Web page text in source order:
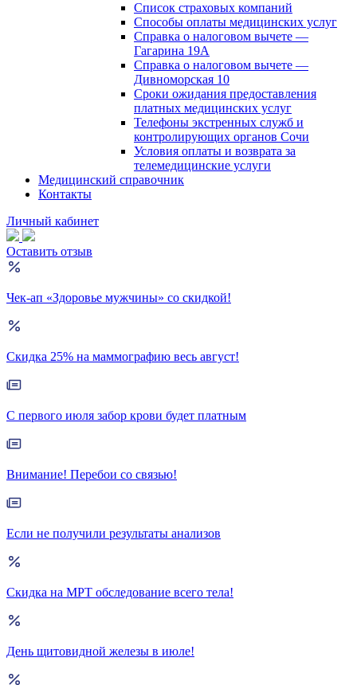
Список страховых компаний
Способы оплаты медицинских услуг
Справка о налоговом вычете —
Гагарина 19А
Справка о налоговом вычете —
Дивноморская 10
Сроки ожидания предоставления
платных медицинских услуг
Телефоны экстренных служб и
контролирующих органов Сочи
Условия оплаты и возврата за
телемедицинские услуги
Медицинский справочник
Контакты
Личный кабинет
Оставить отзыв
Чек-ап «Здоровье мужчины» со скидкой!
Скидка 25% на маммографию весь август!
С первого июля забор крови будет платным
Внимание! Перебои со связью!
Если не получили результаты анализов
Скидка на МРТ обследование всего тела!
День щитовидной железы в июле!